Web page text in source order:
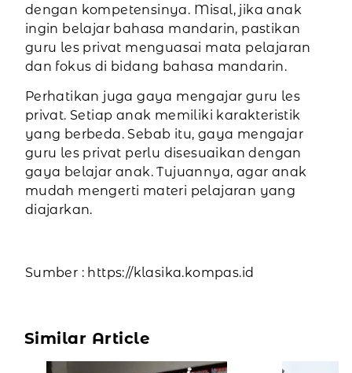
dengan kompetensinya. Misal, jika anak
ingin belajar bahasa mandarin, pastikan
guru les privat menguasai mata pelajaran
dan fokus di bidang bahasa mandarin.
Perhatikan juga gaya mengajar guru les
privat. Setiap anak memiliki karakteristik
yang berbeda. Sebab itu, gaya mengajar
guru les privat perlu disesuaikan dengan
gaya belajar anak. Tujuannya, agar anak
mudah mengerti materi pelajaran yang
diajarkan.
Sumber : https://klasika.kompas.id
Similar Article